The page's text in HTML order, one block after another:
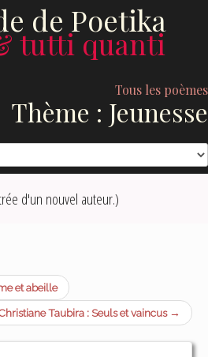
de Poetika
tutti quanti
Tous les poèmes
Thème : Jeunesse
d'un nouvel auteur.)
et abeille
Taubira : Seuls et vaincus →